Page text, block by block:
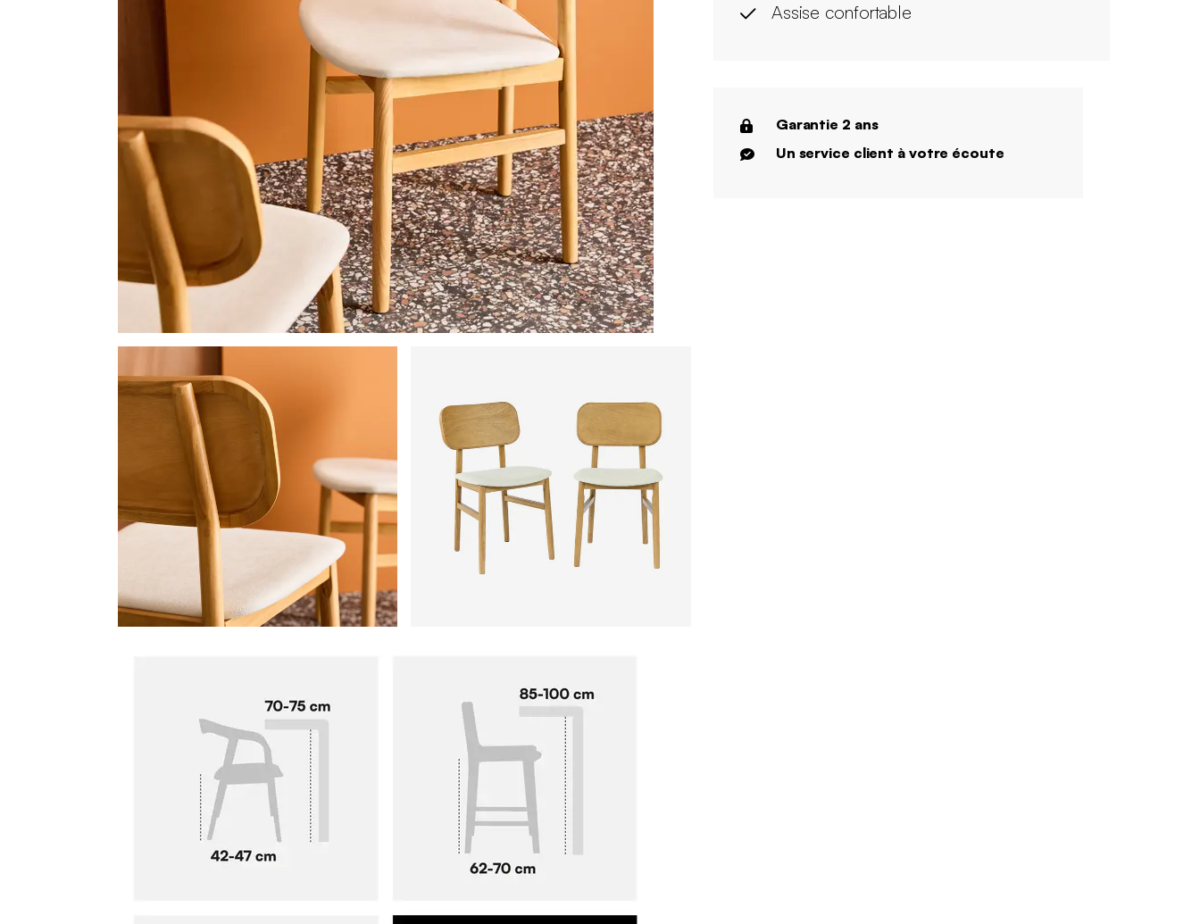
Assise confortable
Garantie 2 ans
Un service client à votre écoute